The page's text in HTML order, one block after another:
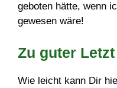
geboten hätte, wenn
gewesen wäre!
Zu guter Letzt
Wie leicht kann Dir